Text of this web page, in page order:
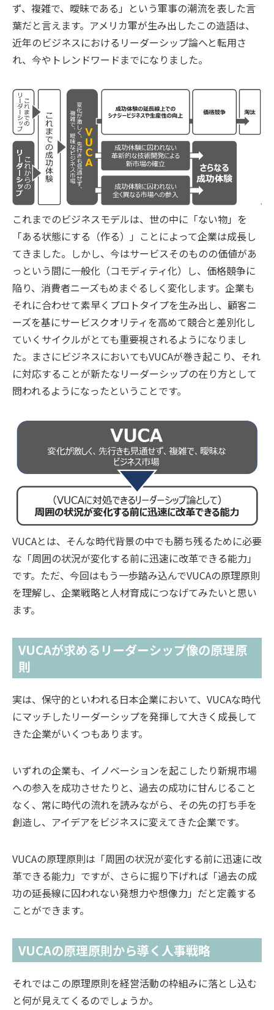
ず、複雑で、曖昧である」という軍事の潮流を表した言
葉だと言えます。アメリカ軍が生み出したこの造語は、
近年のビジネスにおけるリーダーシップ論へと転用さ
れ、今やトレンドワードまでになりました。
これまでのビジネスモデルは、世の中に「ない物」を
「ある状態にする（作る）」ことによって企業は成長し
てきました。しかし、今はサービスそのものの価値があ
っという間に一般化（コモディティ化）し、価格競争に
陥り、消費者ニーズもめまぐるしく変化します。企業も
それに合わせて素早くプロトタイプを生み出し、顧客ニ
ーズを基にサービスクオリティを高めて競合と差別化し
ていくサイクルがとても重要視されるようになりまし
た。まさにビジネスにおいてもVUCAが巻き起こり、それ
に対応することが新たなリーダーシップの在り方として
問われるようになったということです。
VUCAとは、そんな時代背景の中でも勝ち残るために必要
な「周囲の状況が変化する前に迅速に改革できる能力」
です。ただ、今回はもう一歩踏み込んでVUCAの原理原則
を理解し、企業戦略と人材育成につなげてみたいと思い
ます。
VUCAが求めるリーダーシップ像の原理原
則
実は、保守的といわれる日本企業において、VUCAな時代
にマッチしたリーダーシップを発揮して大きく成長して
きた企業がいくつもあります。
いずれの企業も、イノベーションを起こしたり新規市場
への参入を成功させたりと、過去の成功に甘んじること
なく、常に時代の流れを読みながら、その先の打ち手を
創造し、アイデアをビジネスに変えてきた企業です。
VUCAの原理原則は「周囲の状況が変化する前に迅速に改
革できる能力」ですが、さらに掘り下げれば「過去の成
功の延長線に囚われない発想力や想像力」だと定義する
ことができます。
VUCAの原理原則から導く人事戦略
それではこの原理原則を経営活動の枠組みに落とし込む
と何が見えてくるのでしょうか。